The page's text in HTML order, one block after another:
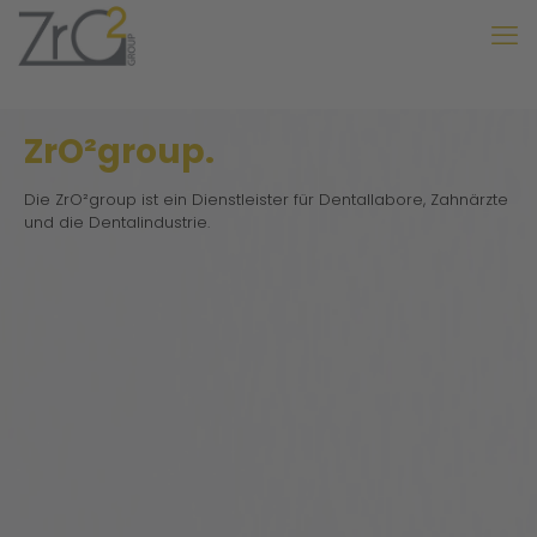
ZrO²group.
Die ZrO²group ist ein Dienstleister für Dentallabore, Zahnärzte
und die Dentalindustrie.